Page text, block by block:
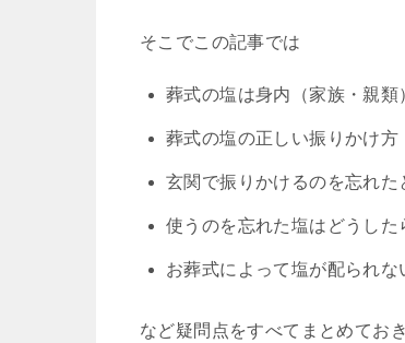
そこでこの記事では
葬式の塩は身内（家族・親類
葬式の塩の正しい振りかけ方
玄関で振りかけるのを忘れた
使うのを忘れた塩はどうした
お葬式によって塩が配られな
など疑問点をすべてまとめておき